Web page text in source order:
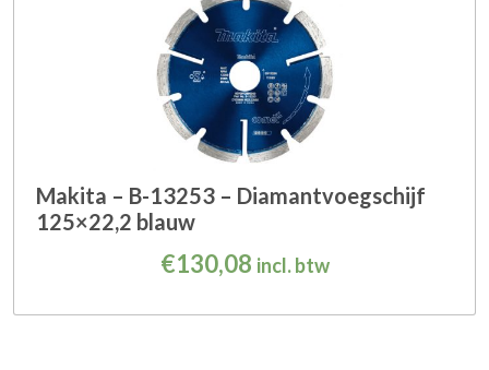
Makita – B-13253 – Diamantvoegschijf
125×22,2 blauw
€130,08 incl. btw